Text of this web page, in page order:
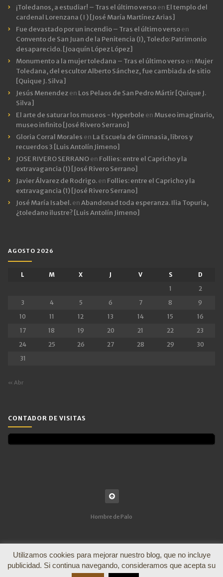
¡Toledanos, a estudiar! – Tras el último versoen El templo del
cardenal Lorenzana ( I ) [José María Martínez Arias]
Fue devastado por un incendio – Tras el último versoen
Convento de San Juan de la Penitencia (I), Toledo: Patrimonio
desaparecido. [Joaquín López López]
Monumento a la mujer toledana – Tras el último versoen Mujer
Toledana, del escultor Alberto Sánchez, fue cambiada de sitio
[Quique J. Silva]
Jesús Menendezen Los Pelaos de San Pedro Mártir [Quique J.
Silva]
El arte de saturar los museos - Hyperbole en Museo imaginario,
museo infinito [José Rivero Serrano]
Gloria Corral Morales en La Escuela de Gimnasia, libros y
recuerdos 3 [Luis Antolín Jimeno]
JOSE RIVERO SERRANOen Follies: entre el Capricho y la
extravagancia (1) [José Rivero Serrano]
Javier Álvarez de Rodrigo.en Follies: entre el Capricho y la
extravagancia (1) [José Rivero Serrano]
José María Isabel.enAbandonad toda esperanza. Ilia Topuria,
¿toledano ilustre? [Luis Antolín Jimeno]
AGOSTO 2026
L M X J V S
D
1
2
3
4 5 6 7 8
9
10
11 12 13 14 15
16
17
18 19 20 21 22
23
24
25 26 27 28 29
30
31
« Abr
CONTADOR DE VISITAS
Hombre de Palo
Utilizamos cookies para mejorar nuestro blog, que no incluye
publicidad. Si continua navegando, consideramos que acepta su